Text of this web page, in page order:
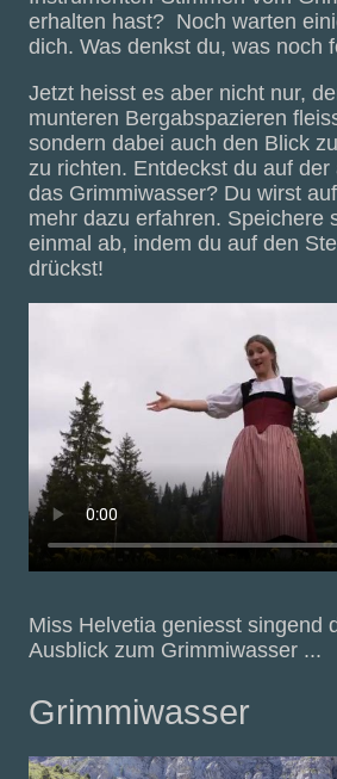
erhalten hast? Noch warten
dich. Was denkst du, was noch
Jetzt heisst es aber nicht nur,
munteren Bergabspazieren
sondern dabei auch den Blick
zu richten. Entdeckst du auf der
das Grimmiwasser? Du wirst
mehr dazu erfahren. Speichere
einmal ab, indem du auf den
drückst!
Miss Helvetia geniesst singend
Ausblick zum Grimmiwasser ...
Grimmiwasser